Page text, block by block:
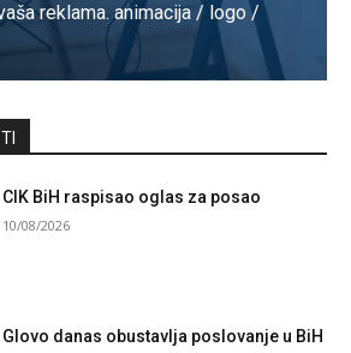
reklama. animacija / logo /
CIK BiH raspisao oglas za posao
10/08/2026
Glovo danas obustavlja poslovanje u BiH